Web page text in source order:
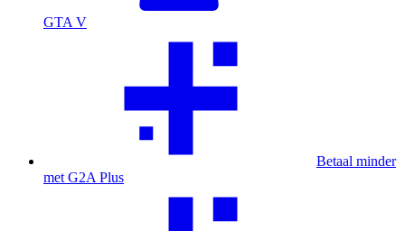
GTA V
Betaal minder
met G2A Plus